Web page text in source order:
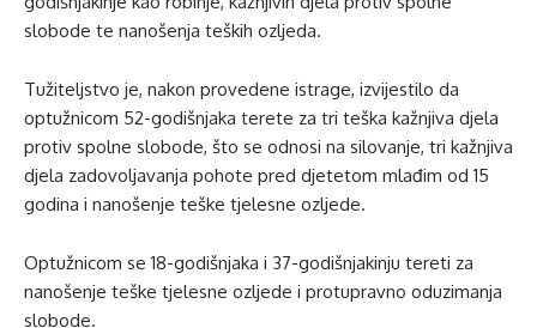
slobode te nanošenja teških ozljeda.
Tužiteljstvo je, nakon provedene istrage, izvijestilo da
optužnicom 52-godišnjaka terete za tri teška kažnjiva djela
protiv spolne slobode, što se odnosi na silovanje, tri kažnjiva
djela zadovoljavanja pohote pred djetetom mlađim od 15
godina i nanošenje teške tjelesne ozljede.
Optužnicom se 18-godišnjaka i 37-godišnjakinju tereti za
nanošenje teške tjelesne ozljede i protupravno oduzimanja
slobode.